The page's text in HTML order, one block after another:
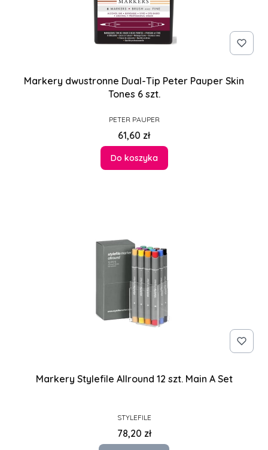
Markery dwustronne Dual-Tip Peter Pauper Skin
Tones 6 szt.
PRODUCENT
PETER PAUPER
Cena
61,60 zł
Do koszyka
Markery Stylefile Allround 12 szt. Main A Set
PRODUCENT
STYLEFILE
Cena
78,20 zł